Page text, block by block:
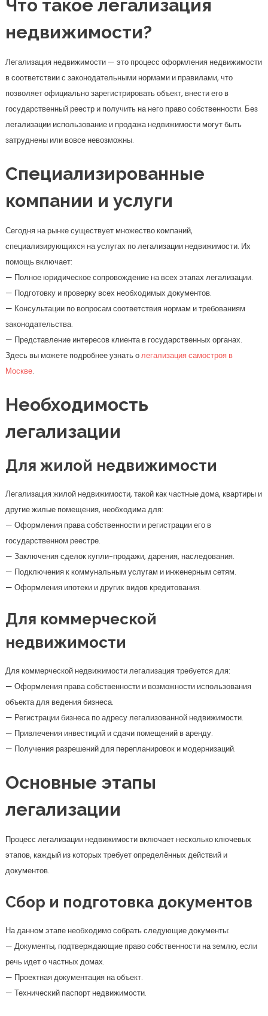
Что такое легализация
недвижимости?
Легализация недвижимости — это процесс оформления недвижимости
в соответствии с законодательными нормами и правилами, что
позволяет официально зарегистрировать объект, внести его в
государственный реестр и получить на него право собственности. Без
легализации использование и продажа недвижимости могут быть
затруднены или вовсе невозможны.
Специализированные
компании и услуги
Сегодня на рынке существует множество компаний,
специализирующихся на услугах по легализации недвижимости. Их
помощь включает:
— Полное юридическое сопровождение на всех этапах легализации.
— Подготовку и проверку всех необходимых документов.
— Консультации по вопросам соответствия нормам и требованиям
законодательства.
— Представление интересов клиента в государственных органах.
Здесь вы можете подробнее узнать олегализация самостроя в
Москве.
Необходимость
легализации
Для жилой недвижимости
Легализация жилой недвижимости, такой как частные дома, квартиры и
другие жилые помещения, необходима для:
— Оформления права собственности и регистрации его в
государственном реестре.
— Заключения сделок купли-продажи, дарения, наследования.
— Подключения к коммунальным услугам и инженерным сетям.
— Оформления ипотеки и других видов кредитования.
Для коммерческой
недвижимости
Для коммерческой недвижимости легализация требуется для:
— Оформления права собственности и возможности использования
объекта для ведения бизнеса.
— Регистрации бизнеса по адресу легализованной недвижимости.
— Привлечения инвестиций и сдачи помещений в аренду.
— Получения разрешений для перепланировок и модернизаций.
Основные этапы
легализации
Процесс легализации недвижимости включает несколько ключевых
этапов, каждый из которых требует определённых действий и
документов.
Сбор и подготовка документов
На данном этапе необходимо собрать следующие документы:
— Документы, подтверждающие право собственности на землю, если
речь идет о частных домах.
— Проектная документация на объект.
— Технический паспорт недвижимости.